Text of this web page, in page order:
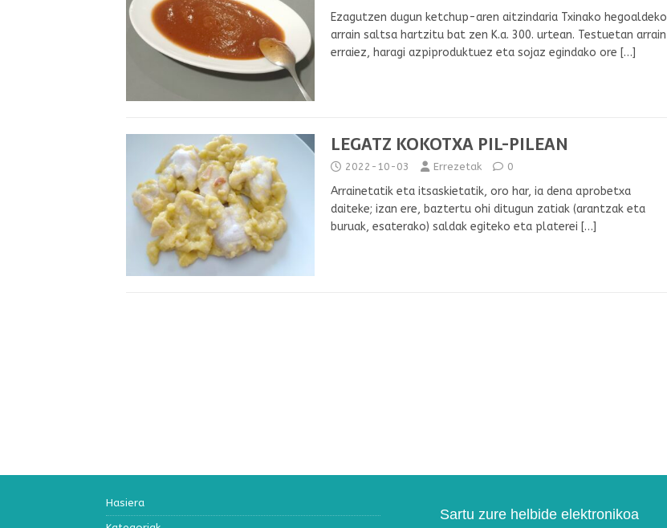
Ezagutzen dugun ketchup-aren aitzindaria Txinako hegoaldeko
arrain saltsa hartzitu bat zen K.a. 300. urtean. Testuetan arrain
erraiez, haragi azpiproduktuez eta sojaz egindako ore […]
LEGATZ KOKOTXA PIL-PILEAN
2022-10-03 Errezetak 0
Arrainetatik eta itsaskietatik, oro har, ia dena aprobetxa
daiteke; izan ere, baztertu ohi ditugun zatiak (arantzak eta
buruak, esaterako) saldak egiteko eta platerei […]
Hasiera
Sartu zure helbide elektronikoa